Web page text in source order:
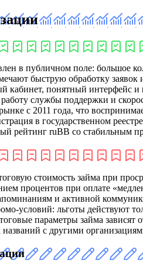
в публичном поле: большое
быструю обработку заявок
кабинет, понятный интерфейс
службы поддержки и
с 2011 года, что
в государственном
рейтинг ruBB со стабильным
стоимость займа при
процентов при оплате
и активной
льготы действуют
параметры займа
названий с другими